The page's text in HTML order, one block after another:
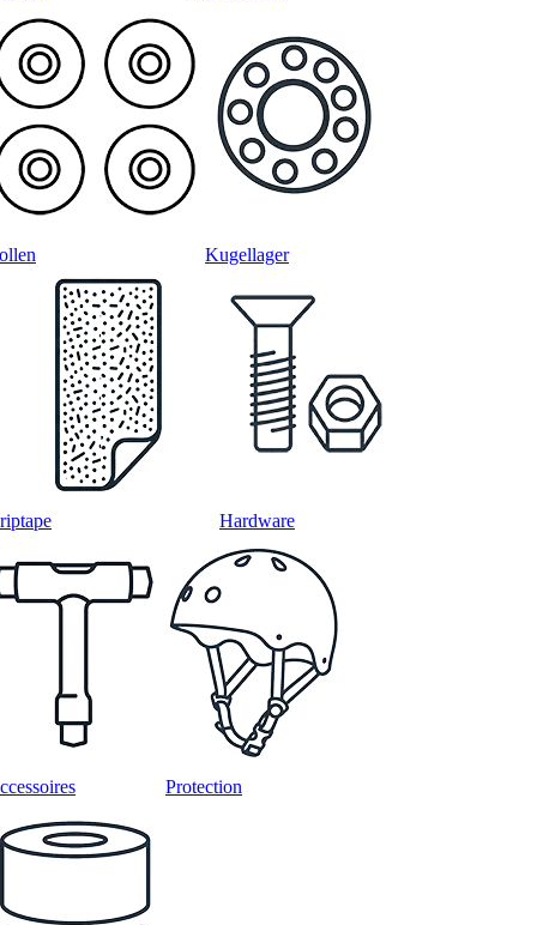
Kugellager
Hardware
Protection